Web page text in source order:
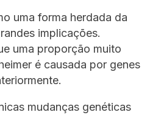
uma forma herdada da
implicações.
uma proporção muito
é causada por genes
mudanças genéticas